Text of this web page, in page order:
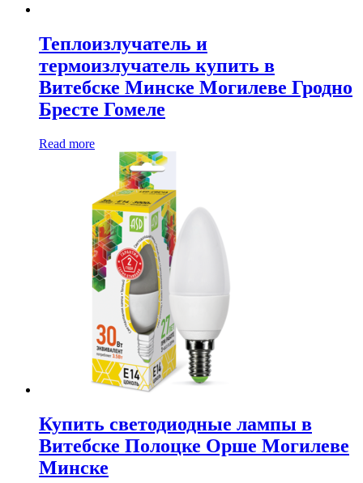
Теплоизлучатель и
термоизлучатель купить в
Витебске Минске Могилеве Гродно
Бресте Гомеле
Read more
Купить светодиодные лампы в
Витебске Полоцке Орше Могилеве
Минске